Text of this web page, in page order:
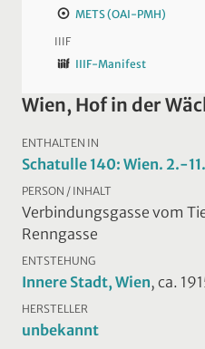
METS (OAI-PMH)
IIIF
IIIF-Manifest
Wien, Hof in der
ENTHALTEN IN
Schatulle 140: Wien. 2.-
PERSON / INHALT
Verbindungsgasse vom
Renngasse
ENTSTEHUNG
Innere Stadt, Wien, ca.
HERSTELLER
unbekannt